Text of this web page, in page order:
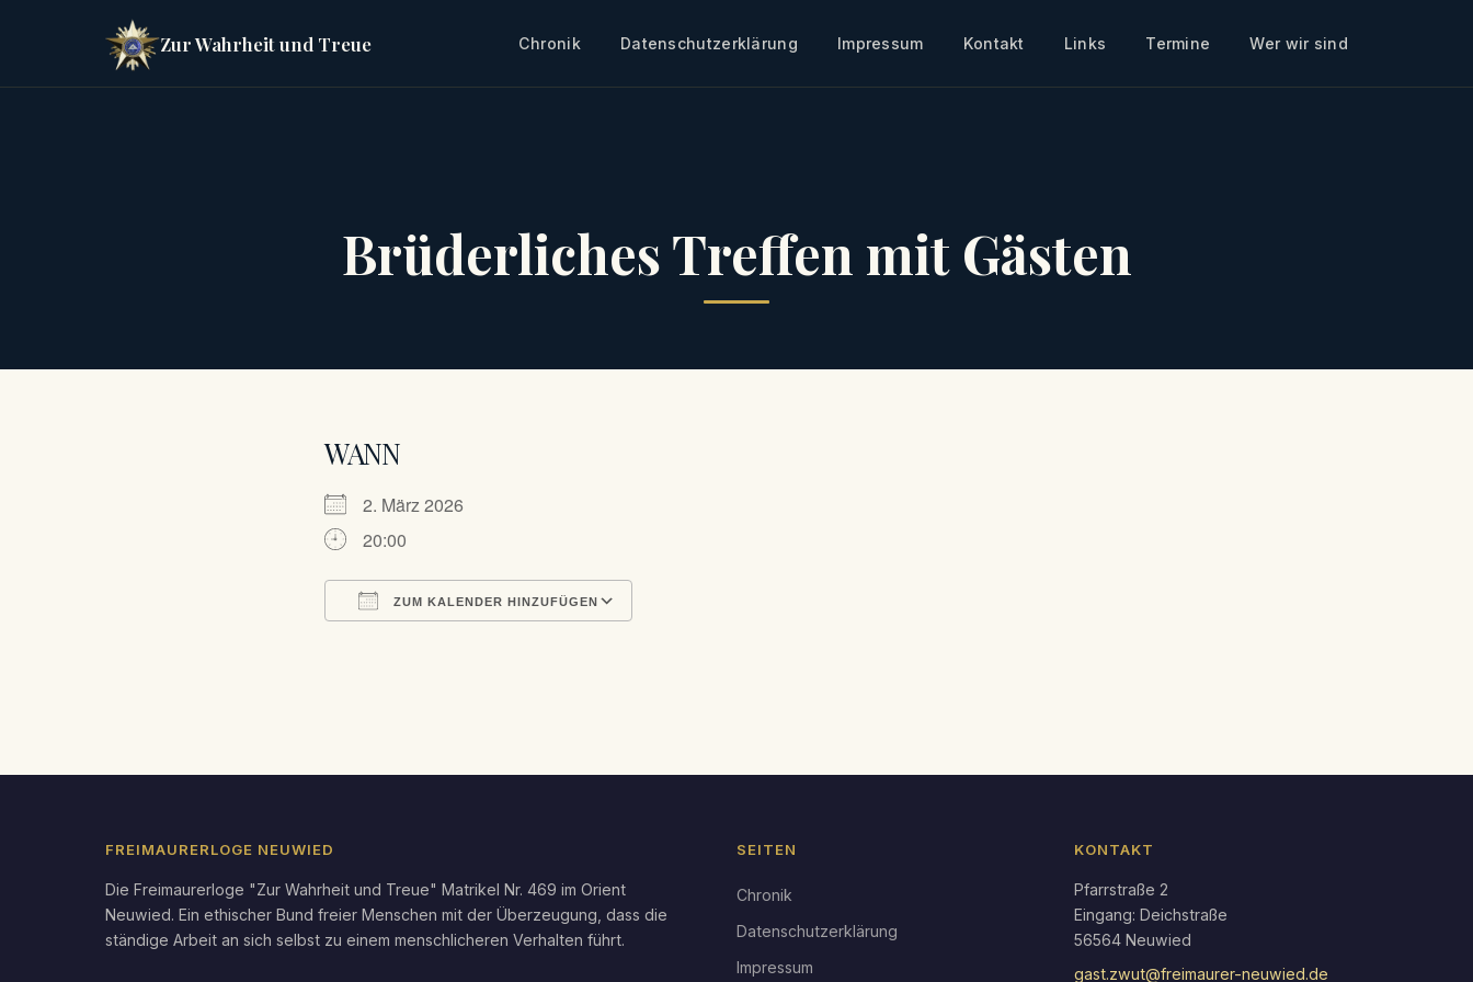
Zur Wahrheit und Treue Chronik Datenschutzerklärung Impressum Kontakt Links Termine Wer wir sind
Brüderliches Treffen mit Gästen
WANN
2. März 2026
20:00
ZUM KALENDER HINZUFÜGEN
FREIMAURERLOGE NEUWIED
Die Freimaurerloge "Zur Wahrheit und Treue" Matrikel Nr. 469 im Orient
Neuwied. Ein ethischer Bund freier Menschen mit der Überzeugung, dass die
ständige Arbeit an sich selbst zu einem menschlicheren Verhalten führt.
SEITEN
Chronik
Datenschutzerklärung
Impressum
KONTAKT
Pfarrstraße 2
Eingang: Deichstraße
56564 Neuwied
gast.zwut@freimaurer-neuwied.de